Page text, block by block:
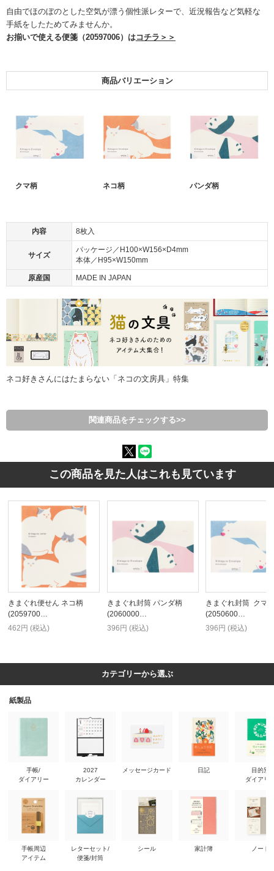
自由でほのぼのとした空気が漂う個性派レターで、近況報告など気軽な
手紙をしたためてみませんか。
お揃いで使える便箋（20597006）はコチラ＞＞
商品バリエーション
クマ柄 ネコ柄 パンダ柄
内容 8枚入
サイズ
パッケージ／H100×W156×D4mm
本体／H95×W150mm
原産国 MADE IN JAPAN
ネコ好きさんにはたまらない「ネコの文房具」特集
関連商品をチェックする>>
この商品を見た人はこれも見ています
きまぐれ便せん ネコ柄
(2059700…
462円 (税込)
きまぐれ封筒 パンダ柄
(2060000…
396円 (税込)
きまぐれ封筒 クマ
(2050600…
396円 (税込)
カテゴリーから選ぶ
紙製品
手帳/
ダイアリー
手帳周辺
アイテム
2027
カレンダー
レターセット/
便箋/封筒
メッセージカード
シール
日記
家計簿
目的別
ダイアリ
ノート